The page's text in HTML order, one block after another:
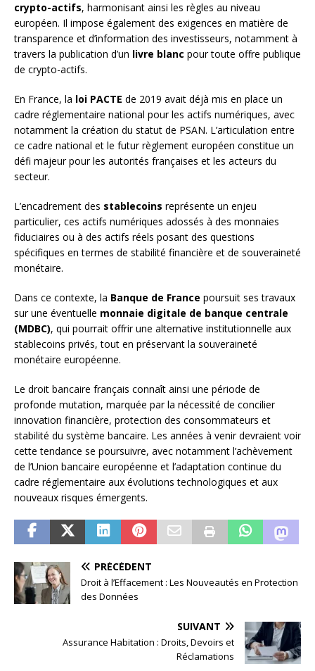
crypto-actifs, harmonisant ainsi les règles au niveau
européen. Il impose également des exigences en matière de
transparence et d’information des investisseurs, notamment à
travers la publication d’un livre blanc pour toute offre publique
de crypto-actifs.
En France, la loi PACTE de 2019 avait déjà mis en place un
cadre réglementaire national pour les actifs numériques, avec
notamment la création du statut de PSAN. L’articulation entre
ce cadre national et le futur règlement européen constitue un
défi majeur pour les autorités françaises et les acteurs du
secteur.
L’encadrement des stablecoins représente un enjeu
particulier, ces actifs numériques adossés à des monnaies
fiduciaires ou à des actifs réels posant des questions
spécifiques en termes de stabilité financière et de souveraineté
monétaire.
Dans ce contexte, la Banque de France poursuit ses travaux
sur une éventuelle monnaie digitale de banque centrale
(MDBC), qui pourrait offrir une alternative institutionnelle aux
stablecoins privés, tout en préservant la souveraineté
monétaire européenne.
Le droit bancaire français connaît ainsi une période de
profonde mutation, marquée par la nécessité de concilier
innovation financière, protection des consommateurs et
stabilité du système bancaire. Les années à venir devraient voir
cette tendance se poursuivre, avec notamment l’achèvement
de l’Union bancaire européenne et l’adaptation continue du
cadre réglementaire aux évolutions technologiques et aux
nouveaux risques émergents.
PRÉCÉDENT
Droit à l’Effacement : Les Nouveautés en Protection
des Données
SUIVANT
Assurance Habitation : Droits, Devoirs et
Réclamations